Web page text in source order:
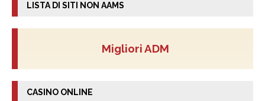
LISTA DI SITI NON AAMS
Migliori ADM
CASINO ONLINE